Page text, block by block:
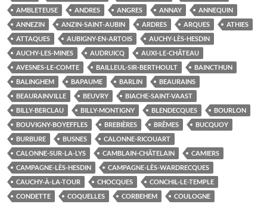
AMBLETEUSE
ANDRES ANGRES ANNAY
ANNEQUIN
ANNEZIN
ANZIN-SAINT-AUBIN ARDRES ARQUES
ATHIES
ATTAQUES
AUBIGNY-EN-ARTOIS
AUCHY-LÈS-HESDIN
AUCHY-LES-MINES
AUDRUICQ
AUXI-LE-CHÂTEAU
AVESNES-LE-COMTE
BAILLEUL-SIR-BERTHOULT
BAINCTHUN
BALINGHEM
BAPAUME BARLIN
BEAURAINS
BEAURAINVILLE
BEUVRY
BIACHE-SAINT-VAAST
BILLY-BERCLAU
BILLY-MONTIGNY BLENDECQUES
BOURLON
BOUVIGNY-BOYEFFLES
BREBIÈRES BRÊMES
BUCQUOY
BURBURE
BUSNES
CALONNE-RICOUART
CALONNE-SUR-LA-LYS
CAMBLAIN-CHÂTELAIN
CAMIERS
CAMPAGNE-LÈS-HESDIN
CAMPAGNE-LÈS-WARDRECQUES
CAUCHY-À-LA-TOUR
CHOCQUES
CONCHIL-LE-TEMPLE
CONDETTE
COQUELLES CORBEHEM
COULOGNE